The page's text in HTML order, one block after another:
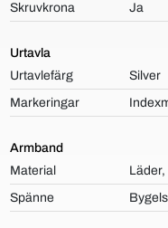
Skruvkrona
Ja
Urtavla
Urtavlefärg
Silver
Markeringar
Armband
Material
Läder,
Spänne